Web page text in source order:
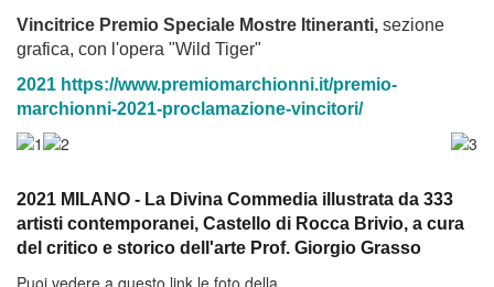
Vincitrice Premio Speciale Mostre Itineranti, sezione
grafica, con l'opera "Wild Tiger"
2021 https://www.premiomarchionni.it/premio-
marchionni-2021-proclamazione-vincitori/
2021 MILANO - La Divina Commedia illustrata da 333
artisti contemporanei, Castello di Rocca Brivio, a cura
del critico e storico dell'arte Prof. Giorgio Grasso
Puoi vedere a questo link le foto della